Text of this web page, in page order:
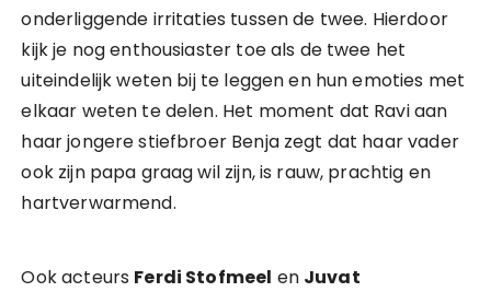
onderliggende irritaties tussen de twee. Hierdoor
kijk je nog enthousiaster toe als de twee het
uiteindelijk weten bij te leggen en hun emoties met
elkaar weten te delen. Het moment dat Ravi aan
haar jongere stiefbroer Benja zegt dat haar vader
ook zijn papa graag wil zijn, is rauw, prachtig en
hartverwarmend.
Ook acteurs Ferdi Stofmeel en Juvat